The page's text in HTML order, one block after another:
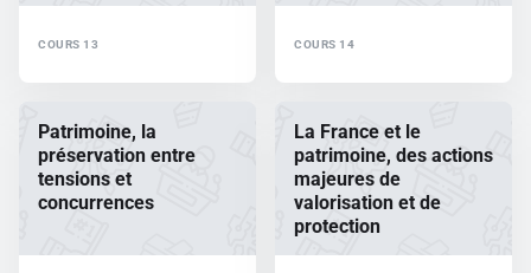
COURS 13 COURS 14
Patrimoine, la
préservation entre
tensions et
concurrences
La France et le
patrimoine, des actions
majeures de
valorisation et de
protection